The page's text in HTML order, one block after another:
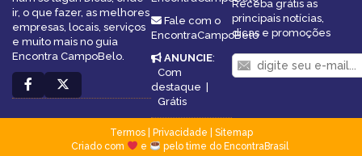
ir, o que fazer, as melhores
empresas, locais, serviços
e muito mais no guia
Encontra CampoBelo.
Fale com o
EncontraCampoBelo
ANUNCIE:
Com
destaque
Grátis
Receba grátis as
principais notícias,
dicas e promoções
Termos| Privacidade
Sitemap
Criado com
e pelo time do EncontraBrasil